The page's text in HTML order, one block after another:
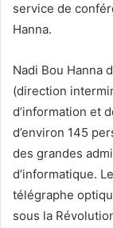
service de
Hanna.
Nadi Bou Hanna
(direction
d’information et
d’environ 145
des grandes
d’informatique.
télégraphe
sous la